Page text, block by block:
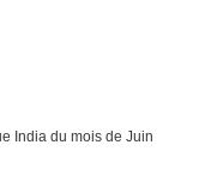
India du mois de Juin